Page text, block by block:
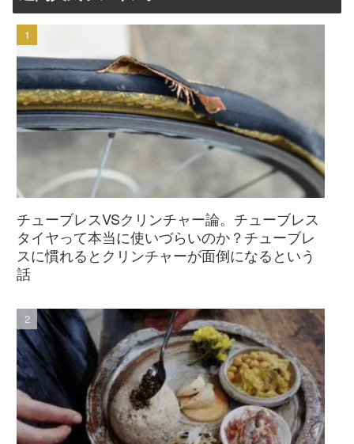
チューブレスVSクリンチャー論。チューブレス
タイヤって本当に使いづらいのか？チューブレ
スに慣れるとクリンチャーが面倒になるという
話